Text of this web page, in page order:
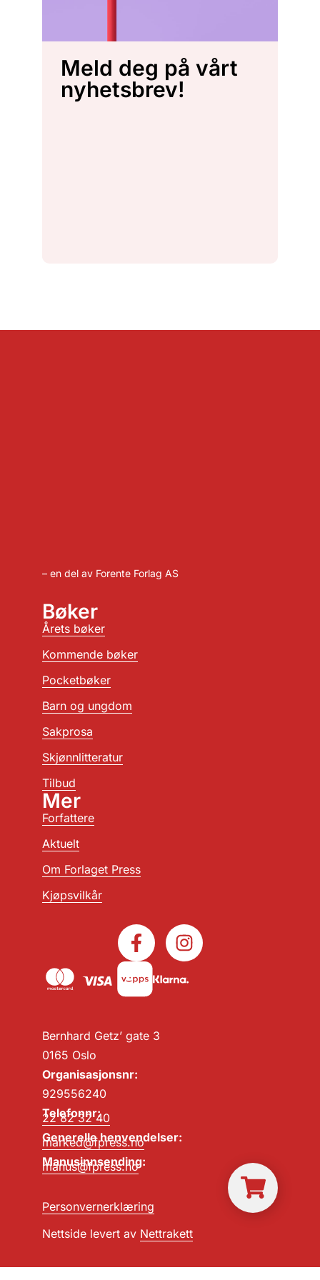
Meld deg på vårt
nyhetsbrev!
– en del av Forente Forlag AS
Bernhard Getz’ gate 3
0165 Oslo
Organisasjonsnr:
929556240
Telefonnr:
22 82 32 40
Generelle henvendelser:
marked@fpress.no
Manusinnsending:
manus@fpress.no
Personvernerklæring
Nettside levert av Nettrakett
Bøker
Årets bøker
Kommende bøker
Pocketbøker
Barn og ungdom
Sakprosa
Skjønnlitteratur
Tilbud
Mer
Forfattere
Aktuelt
Om Forlaget Press
Kjøpsvilkår